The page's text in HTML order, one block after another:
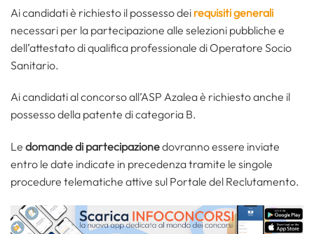
Ai candidati è richiesto il possesso dei requisiti generali
necessari per la partecipazione alle selezioni pubbliche e
dell’attestato di qualifica professionale di Operatore Socio
Sanitario.
Ai candidati al concorso all’ASP Azalea è richiesto anche il
possesso della patente di categoria B.
Le domande di partecipazionedovranno essere inviate
entro le date indicate in precedenza tramite le singole
procedure telematiche attive sul Portale del Reclutamento.